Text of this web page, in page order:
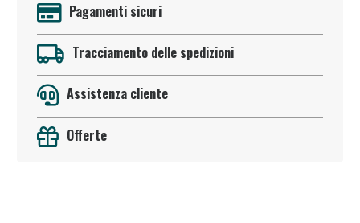
Pagamenti sicuri
Tracciamento delle spedizioni
Assistenza cliente
Offerte
Anticellulite e Fanghi: Sconto fino al 40% valido
oggi!